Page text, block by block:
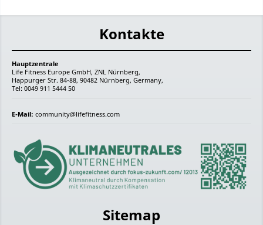
Kontakte
Hauptzentrale
Life Fitness Europe GmbH, ZNL Nürnberg,
Happurger Str. 84-88, 90482 Nürnberg, Germany,
Tel: 0049 911 5444 50
E-Mail: community@lifefitness.com
Sitemap